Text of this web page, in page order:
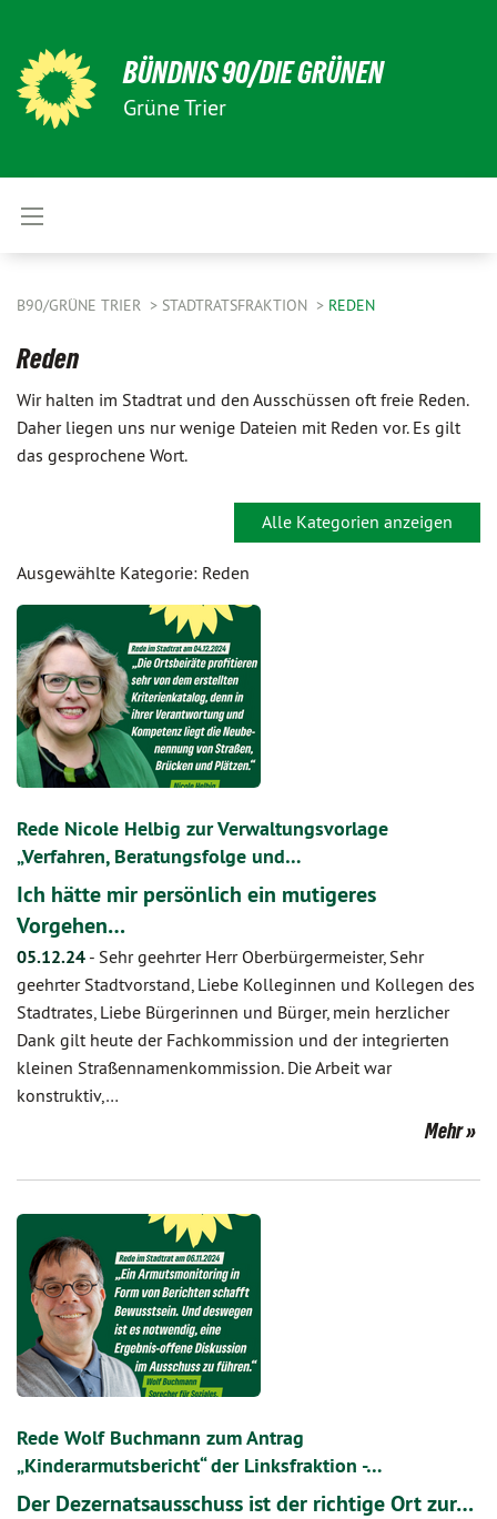
BÜNDNIS 90/DIE GRÜNEN
Grüne Trier
B90/GRÜNE TRIER STADTRATSFRAKTION REDEN
Reden
Wir halten im Stadtrat und den Ausschüssen oft freie Reden.
Daher liegen uns nur wenige Dateien mit Reden vor. Es gilt
das gesprochene Wort.
Alle Kategorien anzeigen
Ausgewählte Kategorie: Reden
Rede Nicole Helbig zur Verwaltungsvorlage
„Verfahren, Beratungsfolge und…
Ich hätte mir persönlich ein mutigeres
Vorgehen…
05.12.24 - Sehr geehrter Herr Oberbürgermeister, Sehr
geehrter Stadtvorstand, Liebe Kolleginnen und Kollegen des
Stadtrates, Liebe Bürgerinnen und Bürger, mein herzlicher
Dank gilt heute der Fachkommission und der integrierten
kleinen Straßennamenkommission. Die Arbeit war
konstruktiv,…
Mehr
Rede Wolf Buchmann zum Antrag
„Kinderarmutsbericht“ der Linksfraktion -…
Der Dezernatsausschuss ist der richtige Ort zur…